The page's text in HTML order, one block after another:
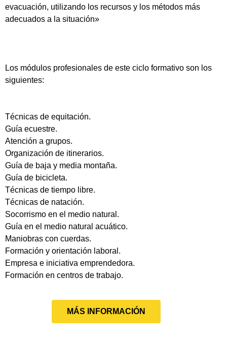
evacuación, utilizando los recursos y los métodos más
adecuados a la situación»
Los módulos profesionales de este ciclo formativo son los
siguientes:
Técnicas de equitación.
Guía ecuestre.
Atención a grupos.
Organización de itinerarios.
Guía de baja y media montaña.
Guía de bicicleta.
Técnicas de tiempo libre.
Técnicas de natación.
Socorrismo en el medio natural.
Guía en el medio natural acuático.
Maniobras con cuerdas.
Formación y orientación laboral.
Empresa e iniciativa emprendedora.
Formación en centros de trabajo.
MÁS INFORMACIÓN